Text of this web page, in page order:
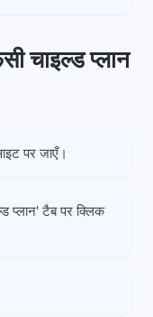
चाइल्ड प्लान
पर जाएँ।
प्लान' टैब पर क्लिक